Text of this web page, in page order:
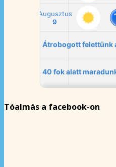
Tóalmás a facebook-on